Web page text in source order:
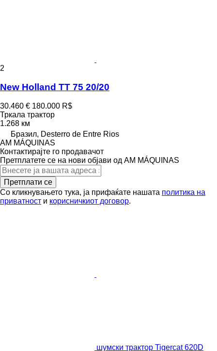
2
New Holland TT 75 20/20
30.460 € 180.000 R$
Тркала трактор
1.268 км
Бразил, Desterro de Entre Rios
AM MÁQUINAS
Контактирајте го продавачот
Претплатете се на нови објави од AM MÁQUINAS
Претплати се
Со кликнувањето тука, ја прифаќате нашата политика на
приватност и корисничкиот договор.
шумски трактор Tigercat 620D